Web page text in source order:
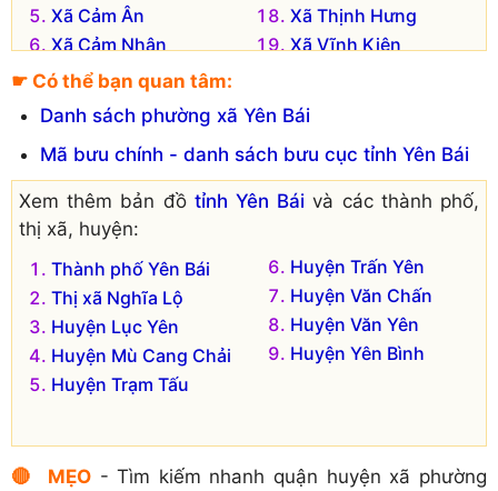
Xã Cảm Ân
Xã Cảm Nhân
Xã Đại Đồng
Xã Đại Minh
Xã Mông Sơn
Xã Mỹ Gia
Xã Ngọc Chấn
Xã Thịnh Hưng
Xã Vĩnh Kiên
Xã Xuân Lai
Xã Yên Bình
Xã Yên Thành
Đơn vị hành chính cũ hiện không còn tồn tại là:
Xã Tích Cốc
Xã Văn Lãng
☛ Có thể bạn quan tâm:
Danh sách phường xã Yên Bái
Mã bưu chính - danh sách bưu cục tỉnh Yên Bái
Xem thêm bản đồ tỉnh Yên Bái và các thành phố,
thị xã, huyện:
Thành phố Yên Bái
Thị xã Nghĩa Lộ
Huyện Lục Yên
Huyện Mù Cang Chải
Huyện Trạm Tấu
Huyện Trấn Yên
Huyện Văn Chấn
Huyện Văn Yên
Huyện Yên Bình
🔴 MẸO- Tìm kiếm nhanh quận huyện xã phường